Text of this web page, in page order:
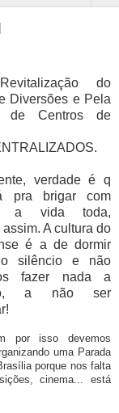
do
Diversões e Pela
de Centros de
verdade é q
pra brigar com
a vida toda,
A cultura do
é a de dormir
silêncio e não
fazer nada a
a não ser
por isso devemos
uma Parada
porque nos falta
cinema... está